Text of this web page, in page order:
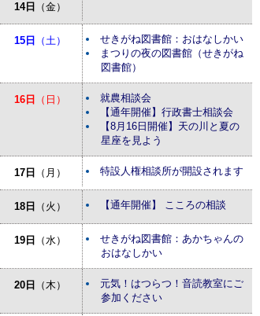
14日 （金）
15日 （土）
せきがね図書館：おはなしかい
まつりの夜の図書館（せきがね
図書館）
16日 （日）
就農相談会
【通年開催】行政書士相談会
【8月16日開催】天の川と夏の
星座を見よう
17日 （月） 特設人権相談所が開設されます
18日 （火） 【通年開催】 こころの相談
19日 （水）
せきがね図書館：あかちゃんの
おはなしかい
20日 （木）
元気！はつらつ！音読教室にご
参加ください